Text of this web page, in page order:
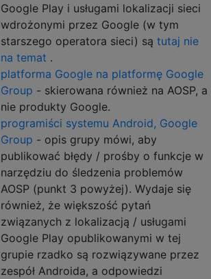
Google Play i usługami lokalizacji sieci
wdrożonymi przez Google (w tym
starszego operatora sieci) są tutaj nie
na temat .
platforma Google na platformę Google
Group - skierowana również na AOSP, a
nie produkty Google.
programiści systemu Android, Google
Group - opis grupy mówi, aby
publikować błędy / prośby o funkcje w
narzędziu do śledzenia problemów
AOSP (punkt 3 powyżej). Wydaje się
również, że większość pytań
związanych z lokalizacją / usługami
Google Play opublikowanymi w tej
grupie rzadko są rozwiązywane przez
zespół Androida, a odpowiedzi